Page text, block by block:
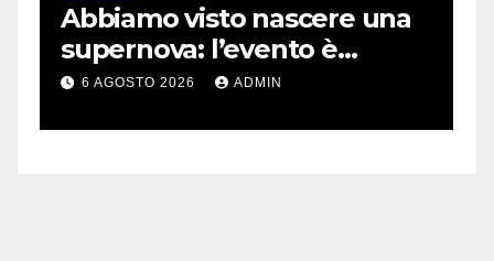
Abbiamo visto nascere una
supernova: l’evento è
rarissimo
6 AGOSTO 2026 ADMIN